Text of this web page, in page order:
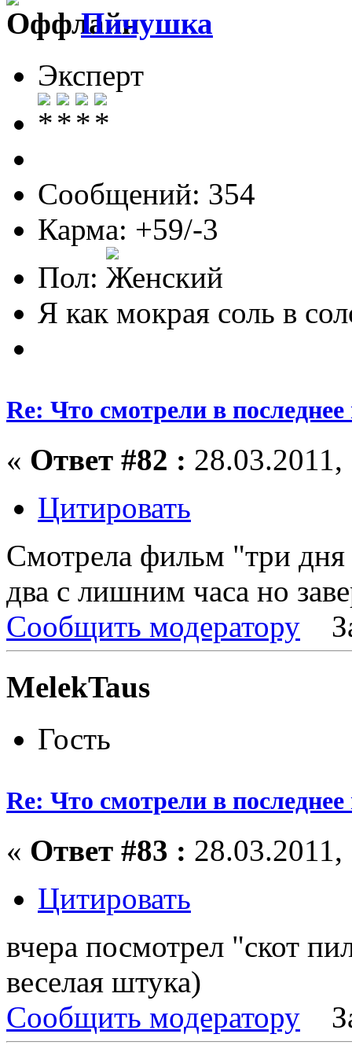
Пичушка
Эксперт
Сообщений: 354
Карма: +59/-3
Пол:
Я как мокрая соль в
Re: Что смотрели в
« Ответ #82 :
Цитировать
Смотрела фильм "три дня
два с лишним часа но
Сообщить модератору
MelekTaus
Гость
Re: Что смотрели в
« Ответ #83 :
Цитировать
вчера посмотрел "скот
веселая штука)
Сообщить модератору